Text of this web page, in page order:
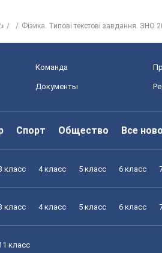
Фізика. Типові текстові завдання. ЗНО
Команда
Документы
Спорт Общество Все
класс 4 класс 5 класс 6 класс
класс 4 класс 5 класс 6 класс
класс